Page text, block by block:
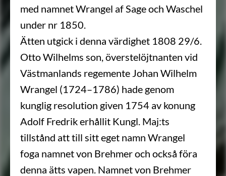
med namnet Wrangel af Sage och Waschel
under nr 1850.
Ätten utgick i denna värdighet 1808 29/6.
Otto Wilhelms son, överstelöjtnanten vid
Västmanlands regemente Johan Wilhelm
Wrangel (1724–1786) hade genom
kunglig resolution given 1754 av konung
Adolf Fredrik erhållit Kungl. Maj:ts
tillstånd att till sitt eget namn Wrangel
foga namnet von Brehmer och också föra
denna ätts vapen. Namnet von Brehmer